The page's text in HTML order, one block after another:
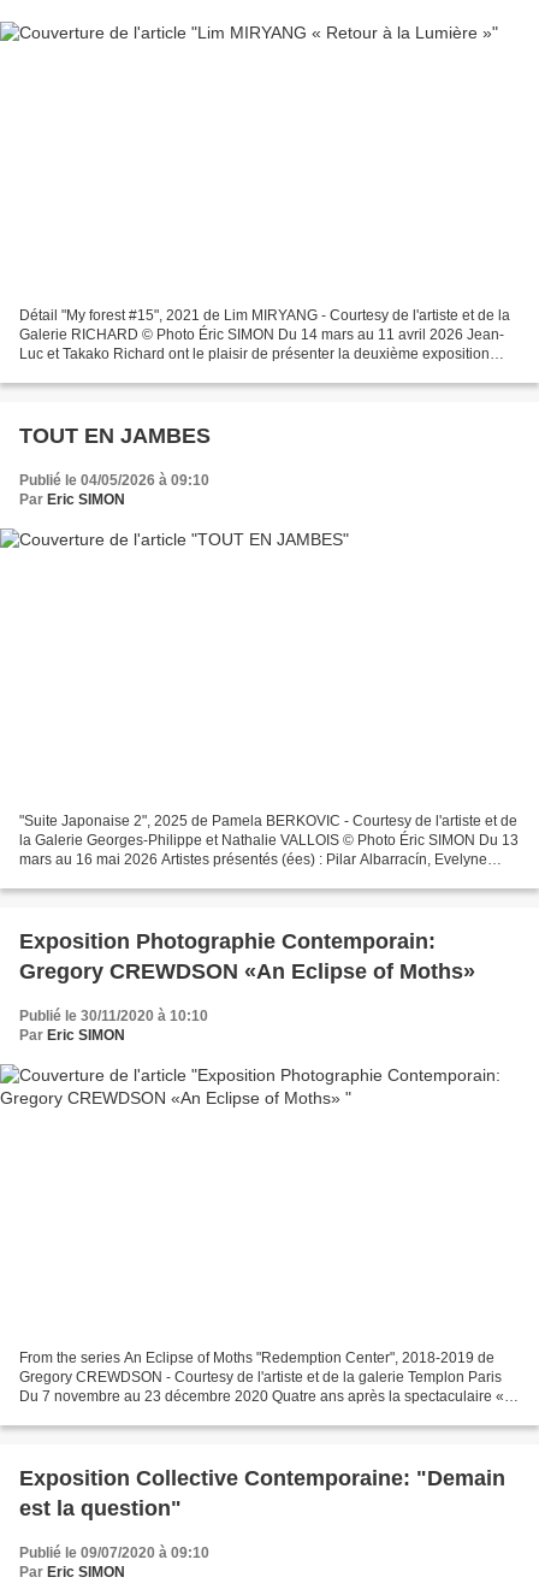
Détail "My forest #15", 2021 de Lim MIRYANG - Courtesy de l'artiste et de la
Galerie RICHARD © Photo Éric SIMON Du 14 mars au 11 avril 2026 Jean-
Luc et Takako Richard ont le plaisir de présenter la deuxième exposition
TOUT EN JAMBES
Publié le 04/05/2026 à 09:10
Par Eric SIMON
"Suite Japonaise 2", 2025 de Pamela BERKOVIC - Courtesy de l'artiste et de
la Galerie Georges-Philippe et Nathalie VALLOIS © Photo Éric SIMON Du 13
mars au 16 mai 2026 Artistes présentés (ées) : Pilar Albarracín, Evelyne
Exposition Photographie Contemporain:
Gregory CREWDSON «An Eclipse of Moths»
Publié le 30/11/2020 à 10:10
Par Eric SIMON
From the series An Eclipse of Moths "Redemption Center", 2018-2019 de
Gregory CREWDSON - Courtesy de l'artiste et de la galerie Templon Paris
Du 7 novembre au 23 décembre 2020 Quatre ans après la spectaculaire «
Exposition Collective Contemporaine: "Demain
est la question"
Publié le 09/07/2020 à 09:10
Par Eric SIMON